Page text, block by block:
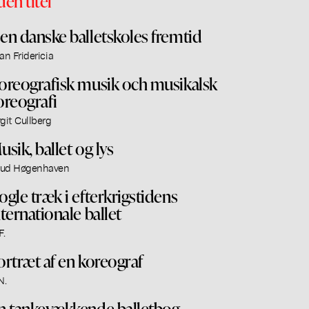
danske balletskoles fremtid
Fridericia
musik och musikalsk
Cullberg
ballet og lys
Høgenhaven
træk i efterkrigstidens
ballet
af en koreograf